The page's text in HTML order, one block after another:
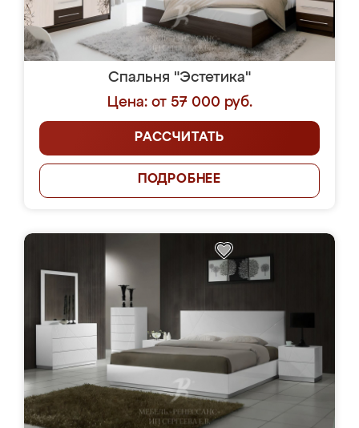
Спальня "Эстетика"
Цена: от 57 000 руб.
РАССЧИТАТЬ
ПОДРОБНЕЕ